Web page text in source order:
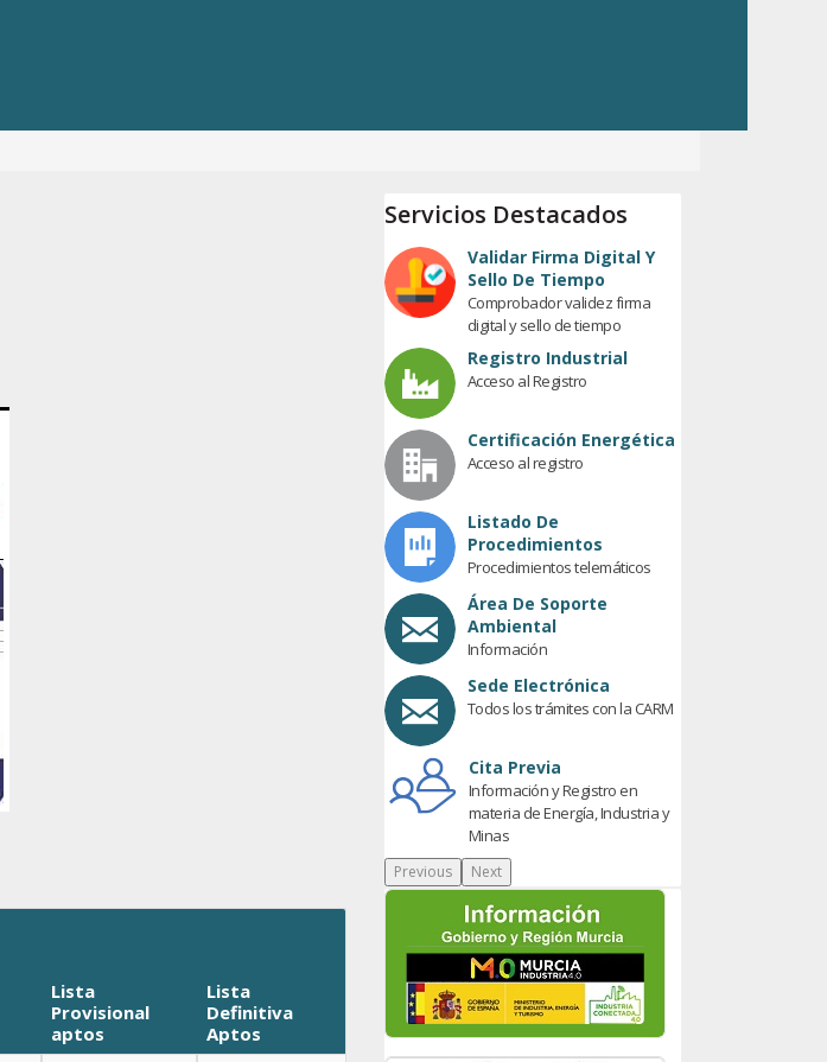
Lista
Provisional
aptos
Lista
Definitiva
Aptos
Servicios Destacados
Validar Firma Digital Y
Sello De Tiempo
Comprobador validez firma
digital y sello de tiempo
Registro Industrial
Acceso al Registro
Certificación Energética
Acceso al registro
Listado De
Procedimientos
Procedimientos telemáticos
Área De Soporte
Ambiental
Información
Sede Electrónica
Todos los trámites con la CARM
Cita Previa
Información y Registro en
materia de Energía, Industria y
Minas
Previous Next